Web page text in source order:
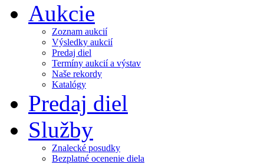
Aukcie
Zoznam aukcií
Výsledky aukcií
Predaj diel
Termíny aukcií a výstav
Naše rekordy
Katalógy
Predaj diel
Služby
Znalecké posudky
Bezplatné ocenenie diela